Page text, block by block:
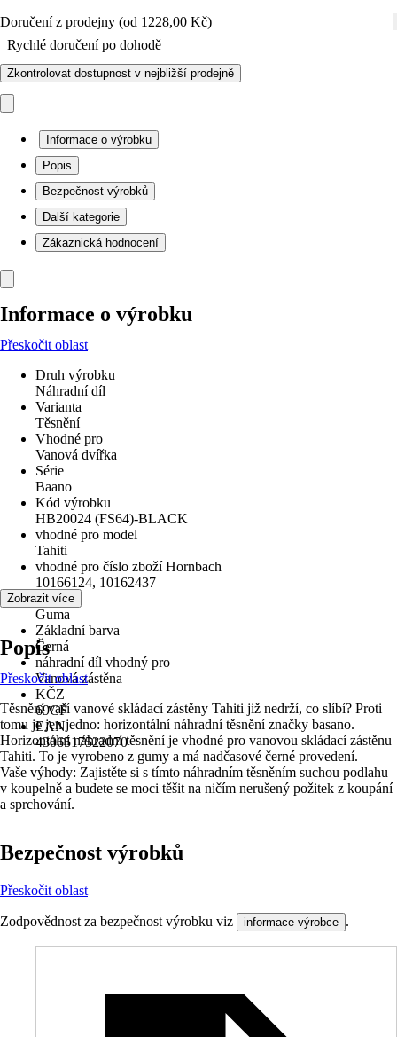
Doručení z prodejny (od 1228,00 Kč)
Rychlé doručení po dohodě
Zkontrolovat dostupnost v nejbližší prodejně
Informace o výrobku
Popis
Bezpečnost výrobků
Další kategorie
Zákaznická hodnocení
Informace o výrobku
Přeskočit oblast
Druh výrobku
Náhradní díl
Varianta
Těsnění
Vhodné pro
Vanová dvířka
Série
Baano
Kód výrobku
HB20024 (FS64)-BLACK
vhodné pro model
Tahiti
vhodné pro číslo zboží Hornbach
10166124, 10162437
Materiál
Guma
Základní barva
Černá
náhradní díl vhodný pro
Vanová zástěna
KČZ
69CF
EAN
4306517522070
Zobrazit více
Popis
Přeskočit oblast
Těsnění vaší vanové skládací zástěny Tahiti již nedrží, co slíbí? Proti
tomu je jen jedno: horizontální náhradní těsnění značky basano.
Horizontální náhradní těsnění je vhodné pro vanovou skládací zástěnu
Tahiti. To je vyrobeno z gumy a má nadčasové černé provedení.
Vaše výhody: Zajistěte si s tímto náhradním těsněním suchou podlahu
v koupelně a budete se moci těšit na ničím nerušený požitek z koupání
a sprchování.
Bezpečnost výrobků
Přeskočit oblast
Zodpovědnost za bezpečnost výrobku viz informace výrobce .